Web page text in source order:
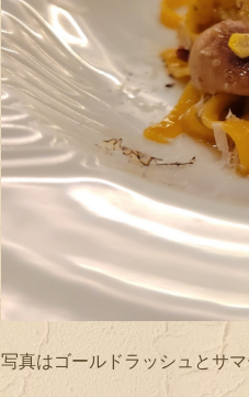
写真はゴールドラッシュとサ